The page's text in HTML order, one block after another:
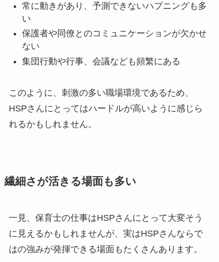
常に動きがあり、予測できないハプニングも多
い
保護者や同僚とのコミュニケーションが欠かせ
ない
集団行動や行事、会議なども頻繁にある
このように、刺激の多い職場環境であるため、
HSPさんにとってはハードルが高いように感じら
れるかもしれません。
繊細さが活きる場面も多い
一見、保育士の仕事はHSPさんにとって大変そう
に見えるかもしれませんが、実はHSPさんならで
はの強みが発揮できる場面もたくさんあります。